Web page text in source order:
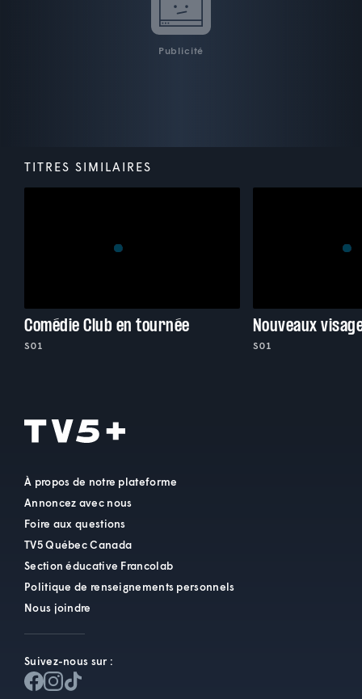
Publicité
TITRES SIMILAIRES
Comédie Club en tournée
S01
Nouveaux
S01
À propos de notre plateforme
Annoncez avec nous
Foire aux questions
TV5 Québec Canada
Section éducative Francolab
Politique de renseignements personnels
Nous joindre
Suivez-nous sur :